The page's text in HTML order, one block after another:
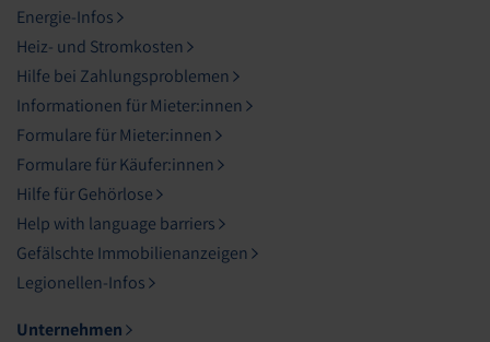
Energie-Infos
Heiz- und Stromkosten
Hilfe bei Zahlungsproblemen
Informationen für Mieter:innen
Formulare für Mieter:innen
Formulare für Käufer:innen
Hilfe für Gehörlose
Help with language barriers
Gefälschte Immobilienanzeigen
Legionellen-Infos
Unternehmen